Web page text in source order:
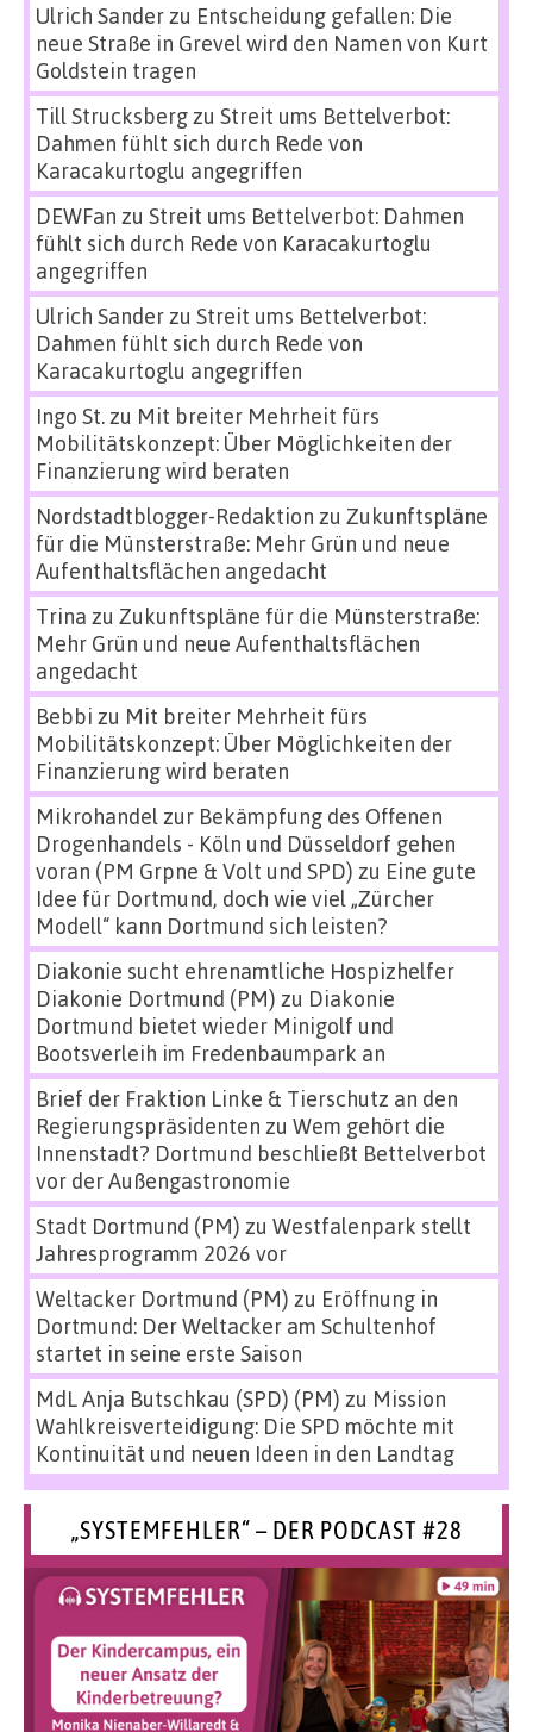
Ulrich Sanderzu Entscheidung gefallen: Die
neue Straße in Grevel wird den Namen von Kurt
Goldstein tragen
Till Strucksbergzu Streit ums Bettelverbot:
Dahmen fühlt sich durch Rede von
Karacakurtoglu angegriffen
DEWFan zu Streit ums Bettelverbot: Dahmen
fühlt sich durch Rede von Karacakurtoglu
angegriffen
Ulrich Sanderzu Streit ums Bettelverbot:
Dahmen fühlt sich durch Rede von
Karacakurtoglu angegriffen
Ingo St.zu Mit breiter Mehrheit fürs
Mobilitätskonzept: Über Möglichkeiten der
Finanzierung wird beraten
Nordstadtblogger-Redaktion zu Zukunftspläne
für die Münsterstraße: Mehr Grün und neue
Aufenthaltsflächen angedacht
Trina zu Zukunftspläne für die Münsterstraße:
Mehr Grün und neue Aufenthaltsflächen
angedacht
Bebbi zu Mit breiter Mehrheit fürs
Mobilitätskonzept: Über Möglichkeiten der
Finanzierung wird beraten
Mikrohandel zur Bekämpfung des Offenen
Drogenhandels - Köln und Düsseldorf gehen
voran (PM Grpne & Volt und SPD) zu Eine gute
Idee für Dortmund, doch wie viel „Zürcher
Modell“ kann Dortmund sich leisten?
Diakonie sucht ehrenamtliche Hospizhelfer
Diakonie Dortmund (PM) zu Diakonie
Dortmund bietet wieder Minigolf und
Bootsverleih im Fredenbaumpark an
Brief der Fraktion Linke & Tierschutz an den
Regierungspräsidenten zu Wem gehört die
Innenstadt? Dortmund beschließt Bettelverbot
vor der Außengastronomie
Stadt Dortmund (PM) zu Westfalenpark stellt
Jahresprogramm 2026 vor
Weltacker Dortmund (PM) zu Eröffnung in
Dortmund: Der Weltacker am Schultenhof
startet in seine erste Saison
MdL Anja Butschkau (SPD) (PM) zu Mission
Wahlkreisverteidigung: Die SPD möchte mit
Kontinuität und neuen Ideen in den Landtag
„SYSTEMFEHLER“ – DER PODCAST #28